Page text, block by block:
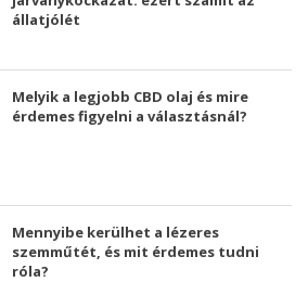
állatjólét
Melyik a legjobb CBD olaj és mire
érdemes figyelni a választásnál?
Mennyibe kerülhet a lézeres
szemműtét, és mit érdemes tudni
róla?